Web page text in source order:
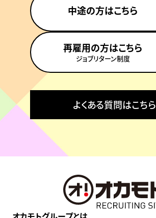
中途の方はこちら
再雇用の方はこちら
ジョブリターン制度
よくある質問はこちら